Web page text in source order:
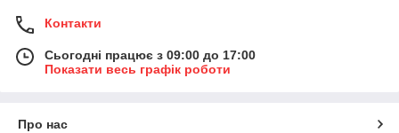
Контакти
Сьогодні працює з 09:00 до 17:00
Показати весь графік роботи
Про нас